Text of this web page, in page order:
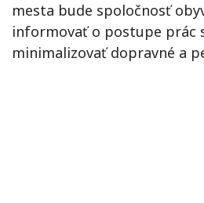
mesta bude spoločnosť
informovať o postupe prác
minimalizovať dopravné a